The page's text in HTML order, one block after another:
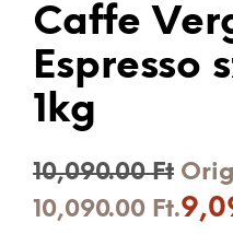
Caffe
Espresso
1kg
10,090.00Ft
10,090.00 Ft.